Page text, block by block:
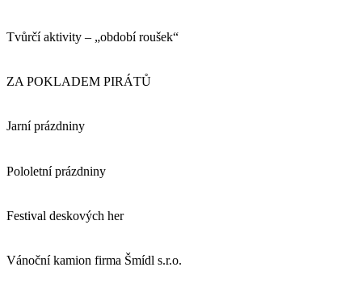
Tvůrčí aktivity – „období roušek“
ZA POKLADEM PIRÁTŮ
Jarní prázdniny
Pololetní prázdniny
Festival deskových her
Vánoční kamion firma Šmídl s.r.o.